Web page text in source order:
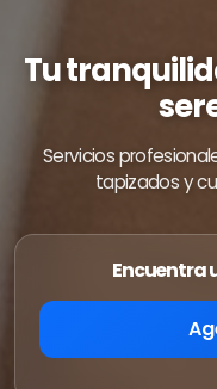
Tu
Servicios
tapizados y
Encuentra